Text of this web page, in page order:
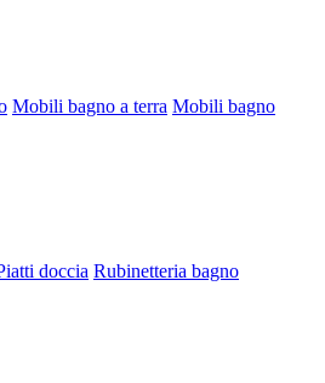
Mobili bagno a terra Mobili bagno
doccia Rubinetteria bagno